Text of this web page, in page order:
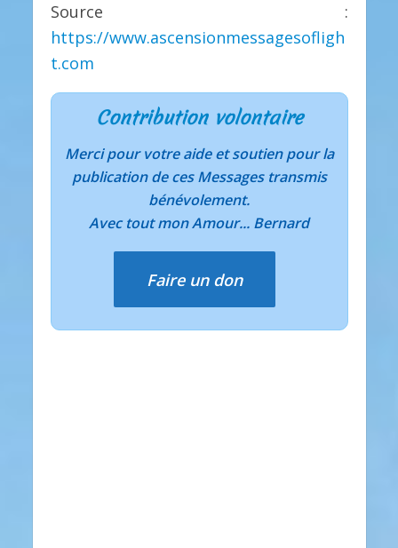
Source :
https://www.ascensionmessagesofligh
t.com
Contribution volontaire
Merci pour votre aide et soutien pour la
publication de ces Messages transmis
bénévolement.
Avec tout mon Amour... Bernard
Faire un don